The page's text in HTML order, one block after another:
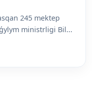
245 mektep
ministrligi Bil...